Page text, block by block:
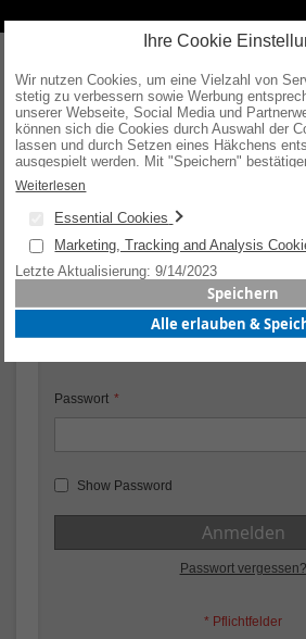
zum
KUNDENLOGIN
Wenn Sie ein Konto haben, melden Sie
Adresse an.
E-Mail
Passwort
Show Password
Anmelden
Passwort vergessen?
Ihre Cookie
Wir nutzen Cookies, um eine Vielzahl von
stetig zu verbessern sowie Werbung
unserer Webseite, Social Media und
können sich die Cookies durch Auswahl der
lassen und durch Setzen eines Häkchens
ausgespielt werden. Mit "Speichern"
Wenn Sie "alle erlauben & speichern" wählen,
Verwendung aller Cookies ein. Weitere
Ihrer Bestätigung in unserer
Weiterlesen
Essential Cookies
Marketing, Tracking and Analysis
Letzte Aktualisierung: 9/14/2023
Speichern
Alle erlauben &